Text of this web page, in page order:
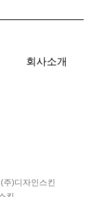
회사소개
주)디자인스킨